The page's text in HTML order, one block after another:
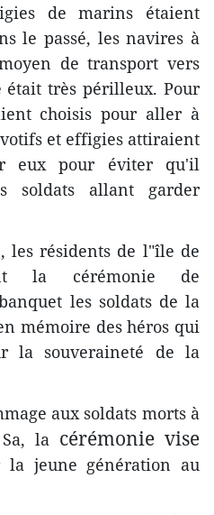
de marins étaient
le passé, les navires à
de transport vers
était très périlleux. Pour
choisis pour aller à
et effigies attiraient
eux pour éviter qu'il
soldats allant garder
les résidents de l"île de
la cérémonie de
les soldats de la
mémoire des héros qui
la souveraineté de la
aux soldats morts à
la cérémonie vise
la jeune génération au